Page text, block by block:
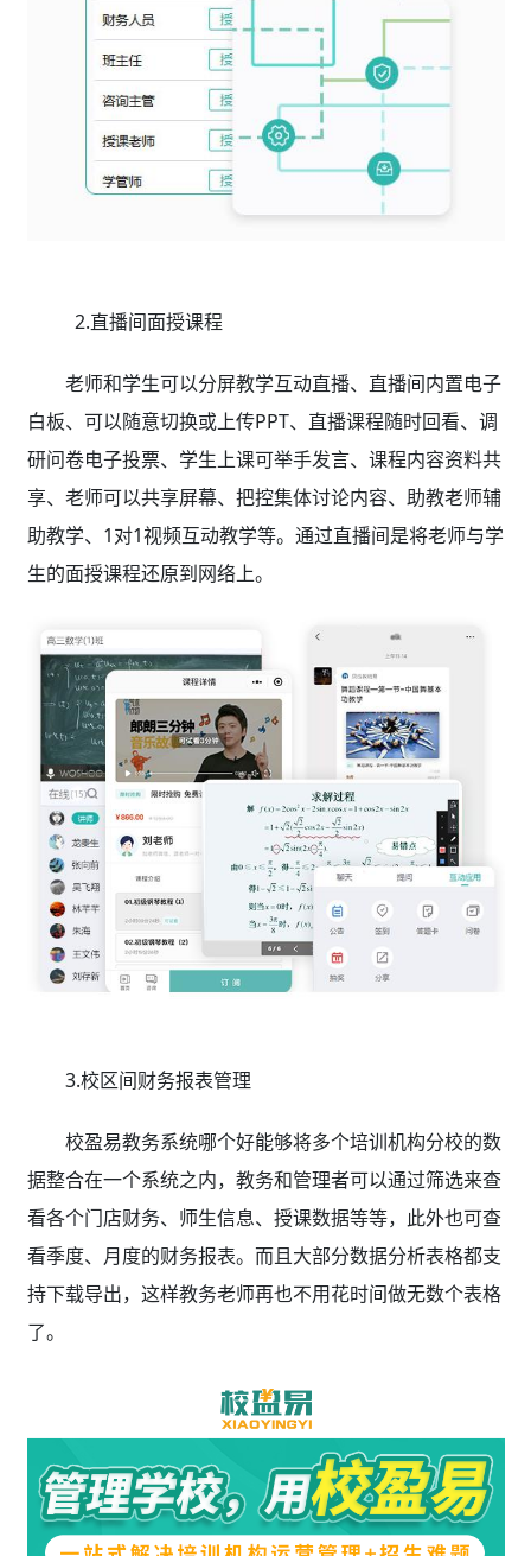
2.直播间面授课程
老师和学生可以分屏教学互动直播、直播间内置电子
白板、可以随意切换或上传PPT、直播课程随时回看、调
研问卷电子投票、学生上课可举手发言、课程内容资料共
享、老师可以共享屏幕、把控集体讨论内容、助教老师辅
助教学、1对1视频互动教学等。通过直播间是将老师与学
生的面授课程还原到网络上。
3.校区间财务报表管理
校盈易教务系统哪个好能够将多个培训机构分校的数
据整合在一个系统之内，教务和管理者可以通过筛选来查
看各个门店财务、师生信息、授课数据等等，此外也可查
看季度、月度的财务报表。而且大部分数据分析表格都支
持下载导出，这样教务老师再也不用花时间做无数个表格
了。